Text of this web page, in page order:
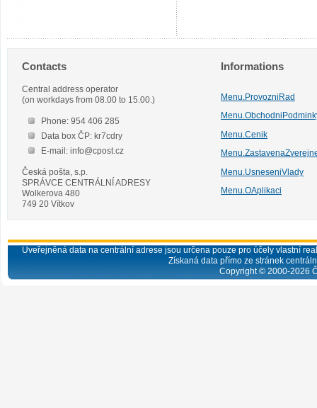
Contacts
Central address operator
(on workdays from 08.00 to 15.00.)
Phone: 954 406 285
Data box ČP: kr7cdry
E-mail: info@cpost.cz
Česká pošta, s.p.
SPRÁVCE CENTRÁLNÍ ADRESY
Wolkerova 480
749 20 Vítkov
Informations
Menu.ProvozniRad
Menu.Cenik
Menu.UsneseniVlady
Menu.OAplikaci
Uveřejněná data na centrální adrese jsou určena pouze pro účely vlastní
Získaná data přímo ze stránek
Copyright © 2000-2026